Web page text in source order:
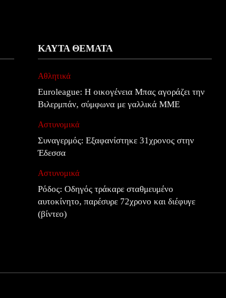
ΚΑΥΤΆ ΘΈΜΑΤΑ
Αθλητικά
Euroleague: Η οικογένεια Μπας αγοράζει την
Βιλερμπάν, σύμφωνα με γαλλικά ΜΜΕ
Αστυνομικά
Συναγερμός: Εξαφανίστηκε 31χρονος στην
Έδεσσα
Αστυνομικά
Ρόδος: Οδηγός τράκαρε σταθμευμένο
αυτοκίνητο, παρέσυρε 72χρονο και διέφυγε
(βίντεο)